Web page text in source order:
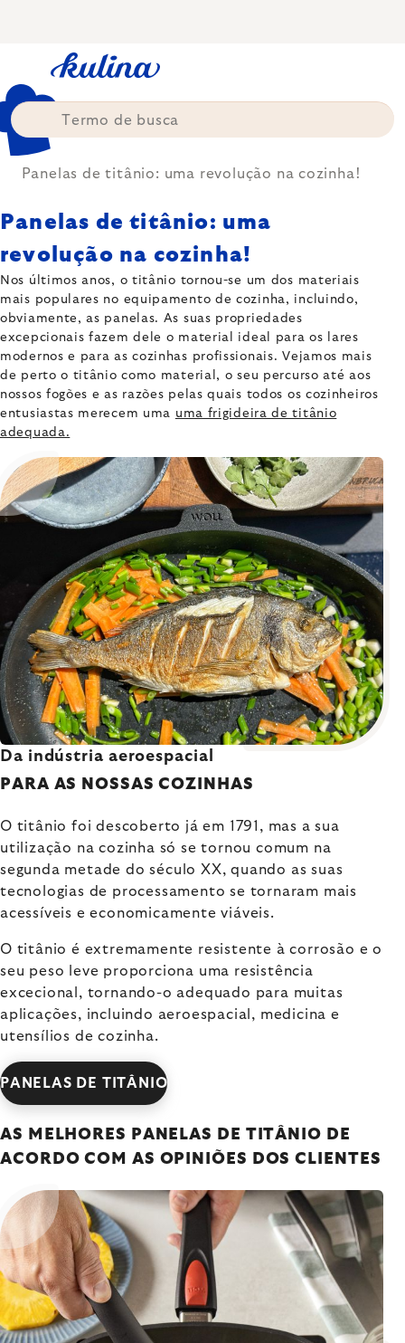
Panelas de titânio: uma revolução na cozinha!
Panelas de titânio: uma
revolução na cozinha!
Nos últimos anos, o titânio tornou-se um dos materiais
mais populares no equipamento de cozinha, incluindo,
obviamente, as panelas. As suas propriedades
excepcionais fazem dele o material ideal para os lares
modernos e para as cozinhas profissionais. Vejamos mais
de perto o titânio como material, o seu percurso até aos
nossos fogões e as razões pelas quais todos os cozinheiros
entusiastas merecem uma uma frigideira de titânio
adequada.
Da indústria aeroespacial
PARA AS NOSSAS COZINHAS
O titânio foi descoberto já em 1791, mas a sua
utilização na cozinha só se tornou comum na
segunda metade do século XX, quando as suas
tecnologias de processamento se tornaram mais
acessíveis e economicamente viáveis.
O titânio é extremamente resistente à corrosão e o
seu peso leve proporciona uma resistência
excecional, tornando-o adequado para muitas
aplicações, incluindo aeroespacial, medicina e
utensílios de cozinha.
PANELAS DE TITÂNIO
AS MELHORES PANELAS DE TITÂNIO DE
ACORDO COM AS OPINIÕES DOS CLIENTES